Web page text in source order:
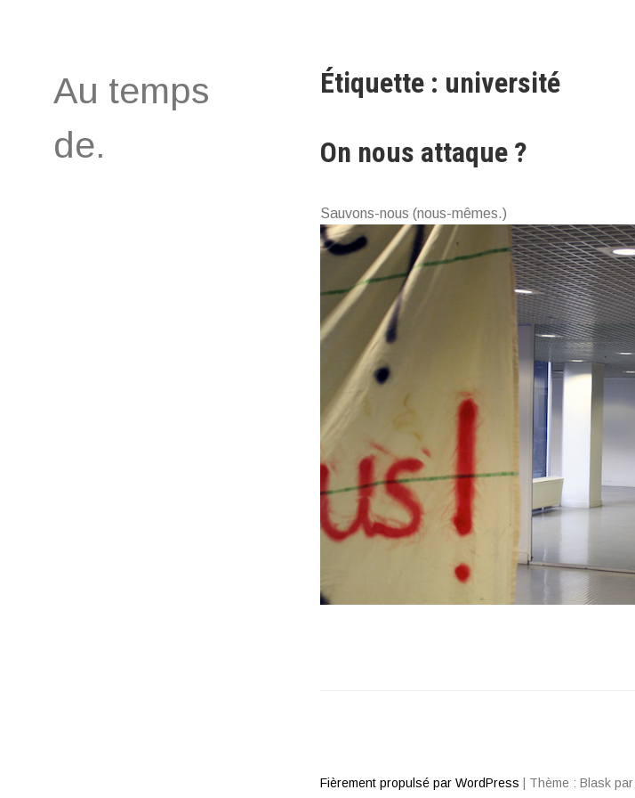
Au temps
de.
Étiquette : université
On nous attaque ?
Sauvons-nous (nous-mêmes.)
Fièrement propulsé par WordPress Thème : Blask par